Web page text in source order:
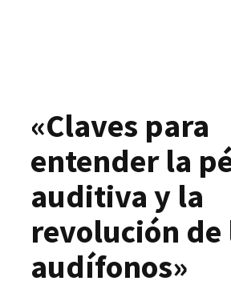
«Claves para
entender la
auditiva y la
revolución de
audífonos»